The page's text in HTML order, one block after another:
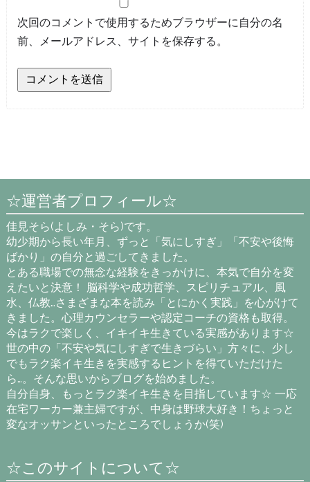
次回のコメントで使用するためブラウザーに自分の名
前、メールアドレス、サイトを保存する。
☆運営者プロフィール☆
佳見そら(よしみ・そら)です。
幼少期から長い年月、ずっと「気にしすぎ」「不安や後悔
ばかり」の自分と過ごしてきました。
とある職場での無念な経験をきっかけに、本気で自分を変
えたいと決意！ 脳科学や成功哲学、スピリチュアル、風
水、仏教…さまざまな本を読み「とにかく実践」を心がけて
きました。心理カウンセラーや認定コーチの資格も取得。
今はラクで楽しく、イキイキ生きている実感があります☆
世の中の「不安や気にしすぎで生きづらい」方々に、少し
でもラク楽イキ生きを実感するヒントを得ていただけた
ら…。そんな思いからブログを始めました。
自分自身、もっとラク楽イキ生きを目指しています☆ 一応
在宅ワーカー兼主婦ですが、中身は野球大好き！ちょっと
変なオッサンといったところでしょうか(笑)
☆このサイトについて☆